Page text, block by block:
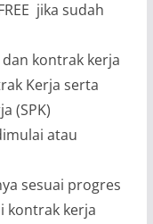
jika sudah
kontrak kerja
Kerja serta
(SPK)
atau
sesuai progres
kontrak kerja